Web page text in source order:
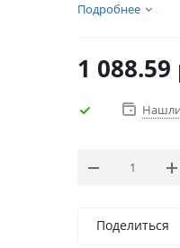
Подробнее
1 088.59
Поделиться